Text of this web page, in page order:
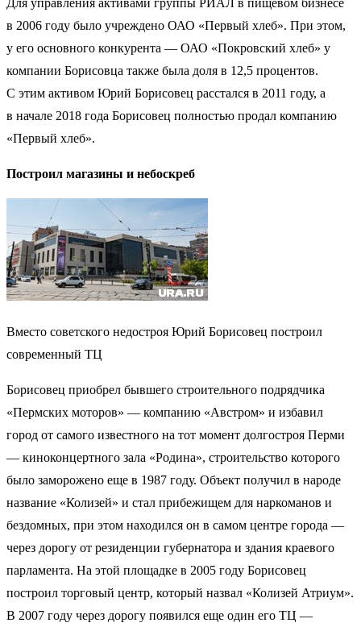
в 2006 году было учреждено ОАО «Первый хлеб». При этом,
у его основного конкурента — ОАО «Покровский хлеб» у
компании Борисовца также была доля в 12,5 процентов.
С этим активом Юрий Борисовец расстался в 2011 году, а
в начале 2018 года Борисовец полностью продал компанию
«Первый хлеб».
Построил магазины и небоскреб
Вместо советского недостроя Юрий Борисовец построил
современный ТЦ
Борисовец приобрел бывшего строительного подрядчика
«Пермских моторов» — компанию «Австром» и избавил
город от самого известного на тот момент долгостроя Перми
— киноконцертного зала «Родина», строительство которого
было заморожено еще в 1987 году. Объект получил в народе
название «Колизей» и стал прибежищем для наркоманов и
бездомных, при этом находился он в самом центре города —
через дорогу от резиденции губернатора и здания краевого
парламента. На этой площадке в 2005 году Борисовец
построил торговый центр, который назвал «Колизей Атриум».
В 2007 году через дорогу появился еще один его ТЦ —